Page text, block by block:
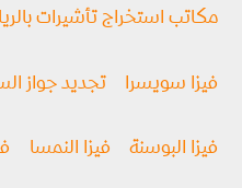
مكاتب استخراج تأشيرات
فيزا سويسرا تجديد جواز
فيزا البوسنة فيزا النمسا